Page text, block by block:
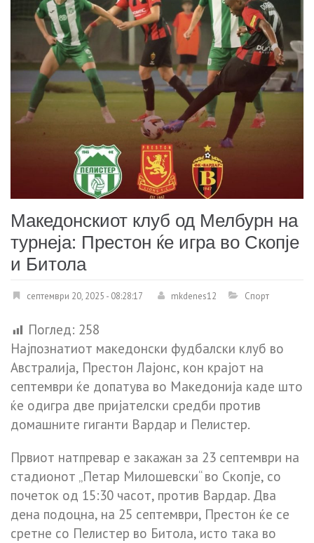
Македонскиот клуб од Мелбурн на
турнеја: Престон ќе игра во Скопје
и Битола
септември 20, 2025 - 08:28:17 mkdenes12 Спорт
Поглед: 258
Најпознатиот македонски фудбалски клуб во
Австралија, Престон Лајонс, кон крајот на
септември ќе допатува во Македонија каде што
ќе одигра две пријателски средби против
домашните гиганти Вардар и Пелистер.
Првиот натпревар е закажан за 23 септември на
стадионот „Петар Милошевски“ во Скопје, со
почеток од 15:30 часот, против Вардар. Два
дена подоцна, на 25 септември, Престон ќе се
сретне со Пелистер во Битола, исто така во